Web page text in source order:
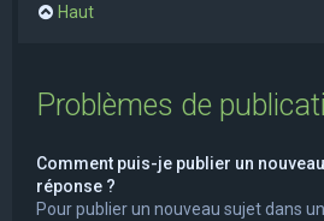
Haut
Problèmes de
Comment puis-je publier un
réponse ?
Pour publier un nouveau sujet dans